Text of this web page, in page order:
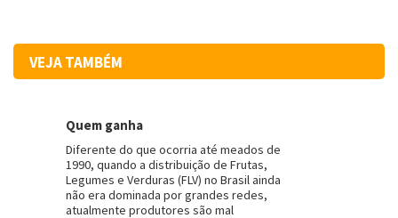
VEJA TAMBÉM
Quem ganha
Diferente do que ocorria até meados de
1990, quando a distribuição de Frutas,
Legumes e Verduras (FLV) no Brasil ainda
não era dominada por grandes redes,
atualmente produtores são mal